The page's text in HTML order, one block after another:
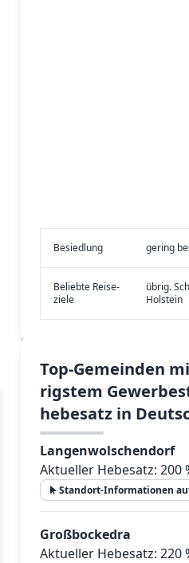
Be­sied­lung gering
Be­lieb­te Rei­se­
zie­le
übrig.
Holstein
Top-­Ge­mein­den
rig­stem
he­be­satz in
Langenwolschendorf
Aktueller Hebesatz: 200
Standort-Informationen
Großbockedra
Aktueller Hebesatz: 220